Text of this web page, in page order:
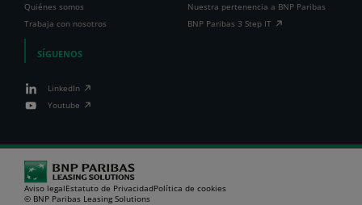
Quiénes somos
Trabaja con nosotros
Nuestra pertenencia a BNP Paribas
BNP Paribas 3 Step IT
SÍGUENOS
LinkedIn
Youtube
Aviso legalEstatuto de PrivacidadPolítica de cookies
© BNP Paribas Leasing Solutions